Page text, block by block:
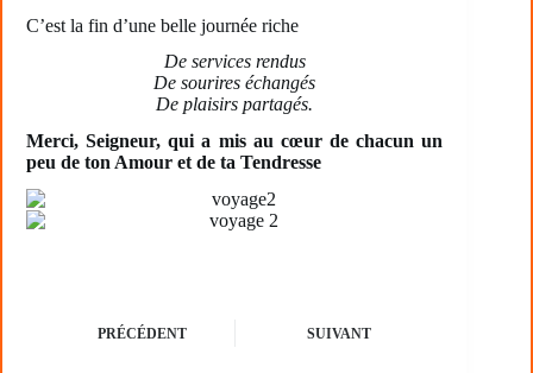
C’est la fin d’une belle journée riche
De services rendus
De sourires échangés
De plaisirs partagés.
Merci, Seigneur, qui a mis au cœur de chacun un
peu de ton Amour et de ta Tendresse
PRÉCÉDENT SUIVANT